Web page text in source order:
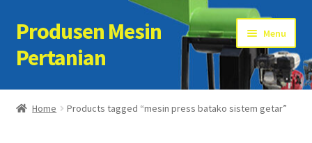
Skip
to
navigation
Skip
to
content
Produsen Mesin
Pertanian
Menu
Home
Home Products tagged “mesin press batako sistem getar”